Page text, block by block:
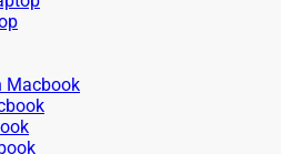
Macbook